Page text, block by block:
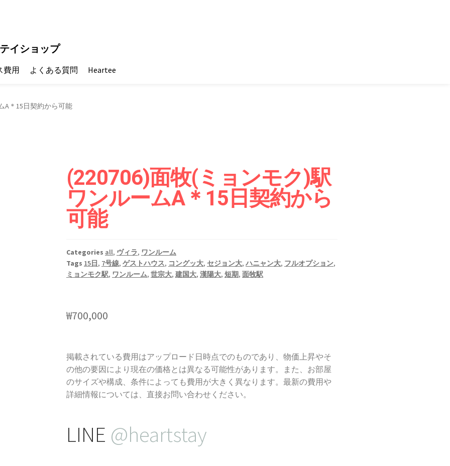
イショップ
費用 よくある質問 Heartee
A＊15日契約から可能
(220706)面牧(ミョンモク)駅
ワンルームA＊15日契約から
可能
Categories all, ヴィラ, ワンルーム
Tags 15日 , 7号線, ゲストハウス, コングッ大, セジョン大, ハニャン大, フルオプション,
ミョンモク駅, ワンルーム, 世宗大, 建国大, 漢陽大, 短期, 面牧駅
₩700,000
掲載されている費用はアップロード日時点でのものであり、物価上昇やそ
の他の要因により現在の価格とは異なる可能性があります。また、お部屋
のサイズや構成、条件によっても費用が大きく異なります。最新の費用や
詳細情報については、直接お問い合わせください。
LINE @heartstay